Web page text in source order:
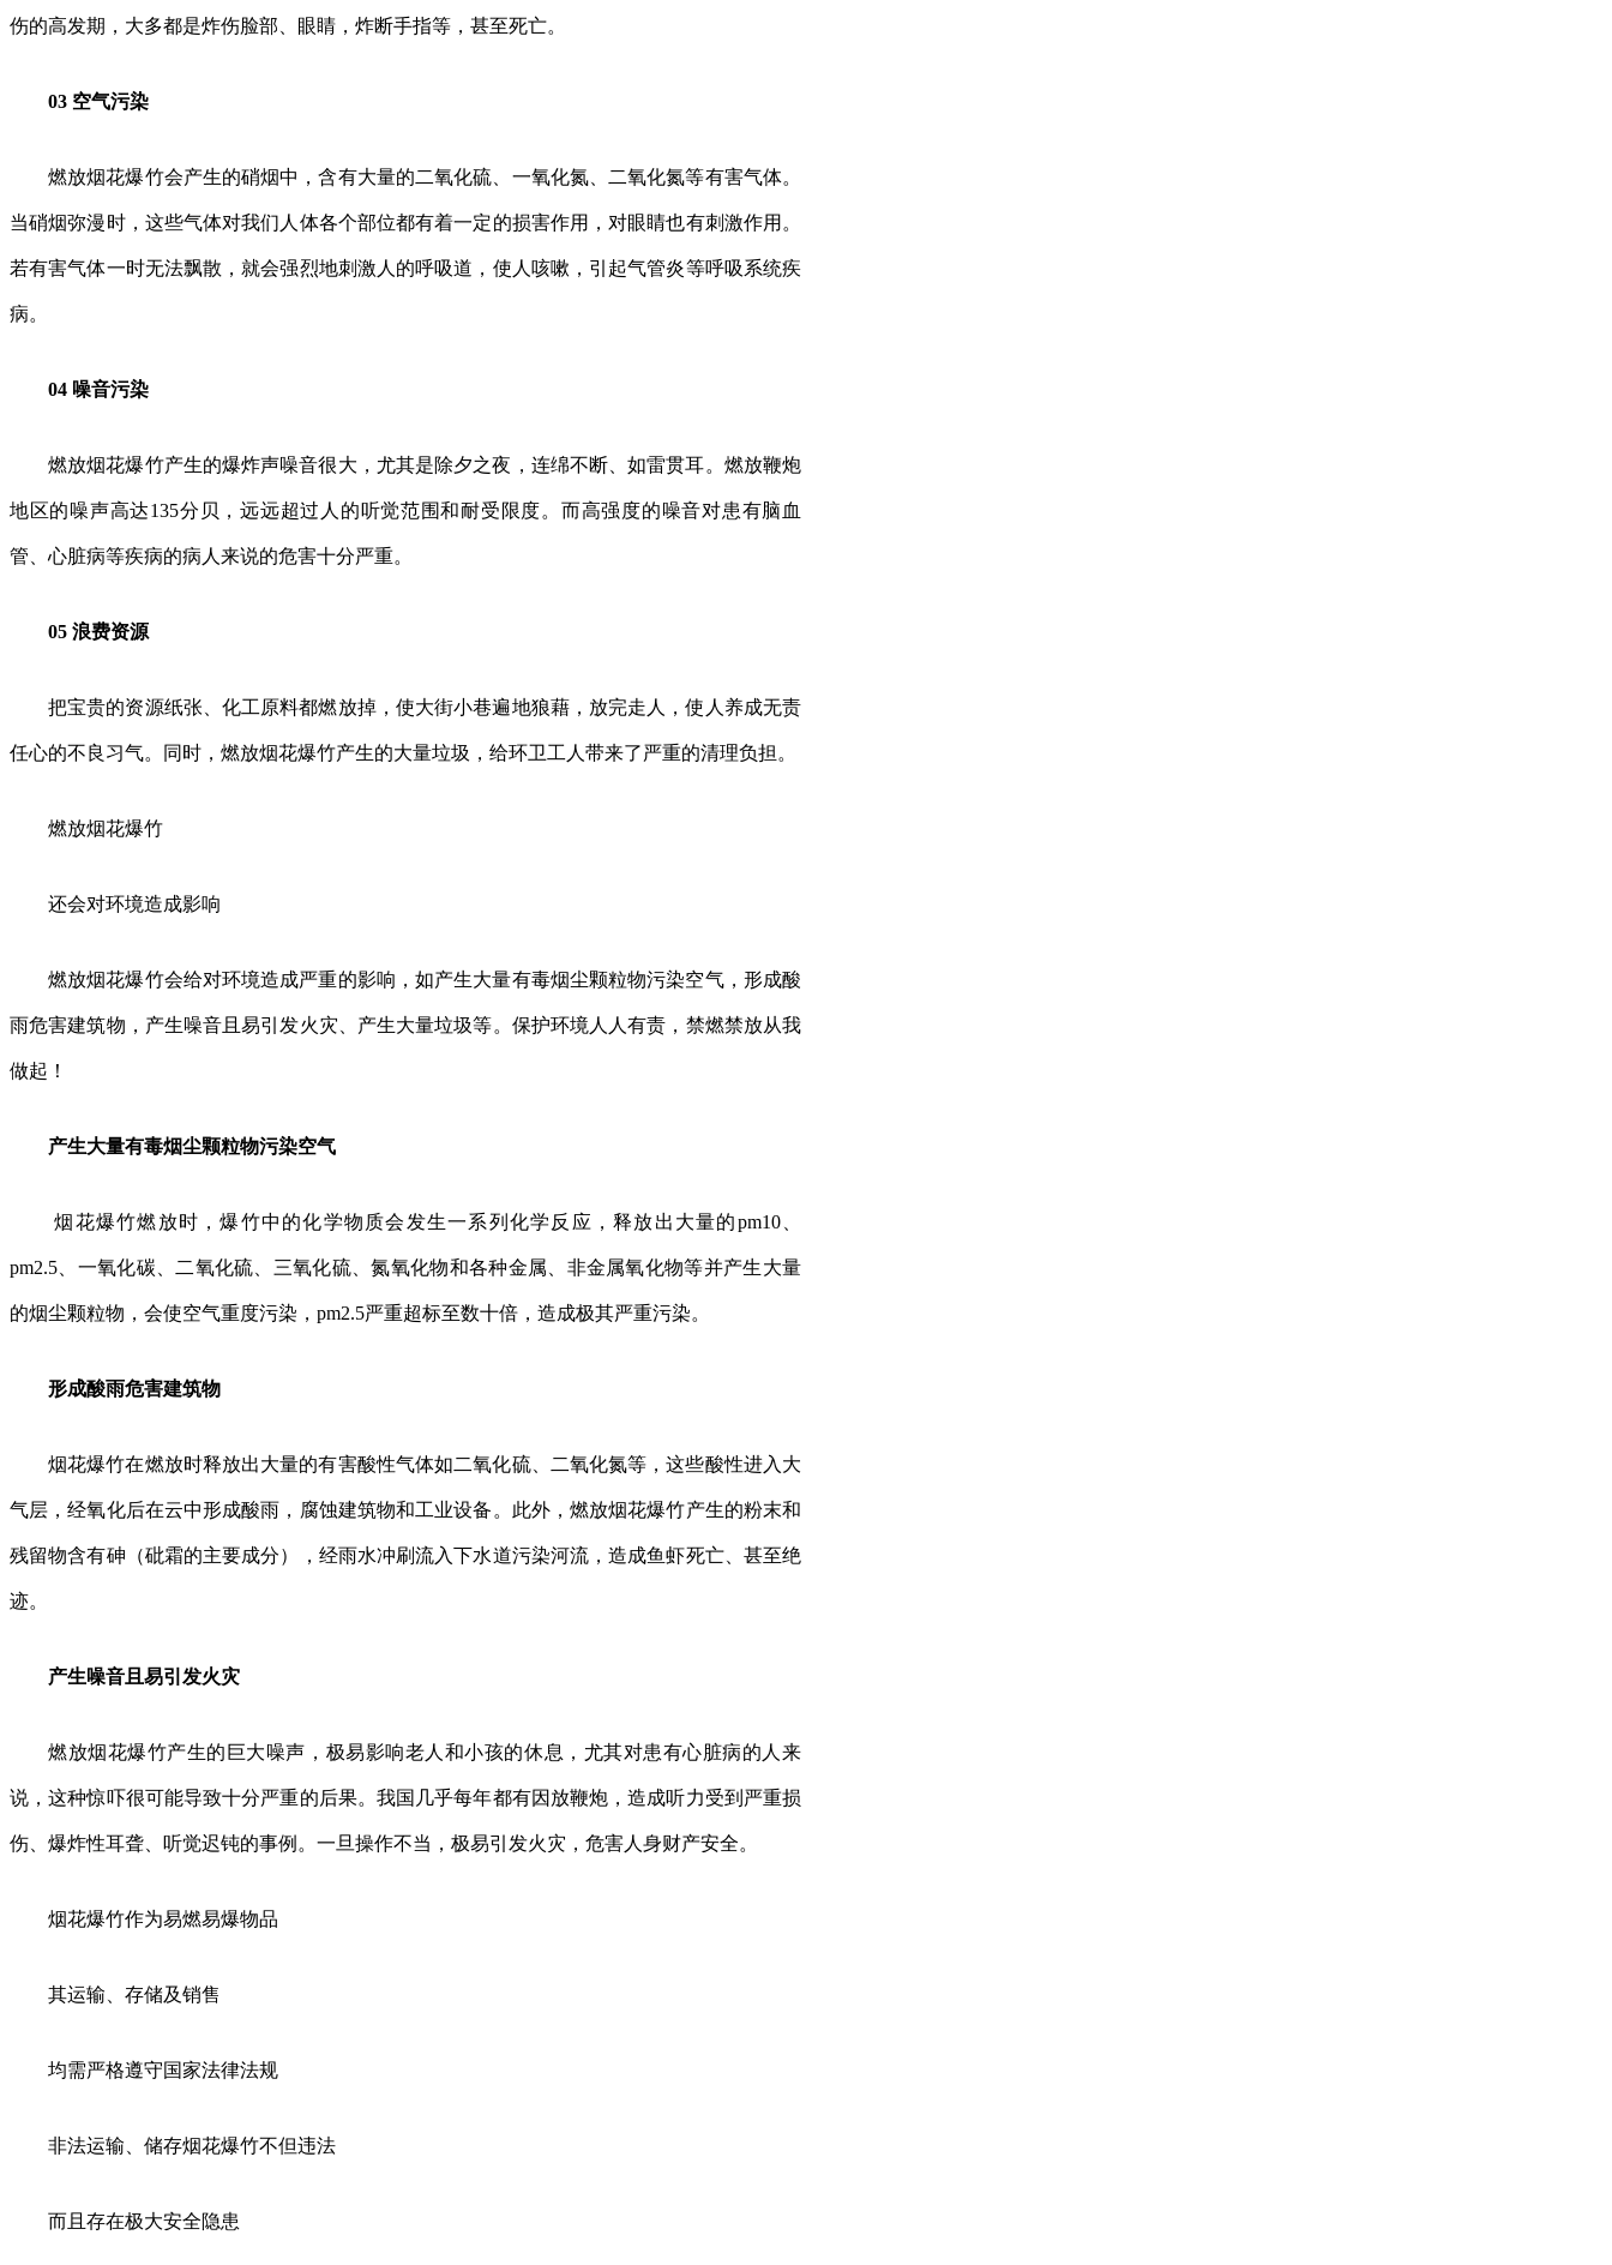
伤的高发期，大多都是炸伤脸部、眼睛，炸断手指等，甚至死亡。
03 空气污染
燃放烟花爆竹会产生的硝烟中，含有大量的二氧化硫、一氧化氮、二氧化氮等有害气体。
当硝烟弥漫时，这些气体对我们人体各个部位都有着一定的损害作用，对眼睛也有刺激作用。
若有害气体一时无法飘散，就会强烈地刺激人的呼吸道，使人咳嗽，引起气管炎等呼吸系统疾
病。
04 噪音污染
燃放烟花爆竹产生的爆炸声噪音很大，尤其是除夕之夜，连绵不断、如雷贯耳。燃放鞭炮
地区的噪声高达135分贝，远远超过人的听觉范围和耐受限度。而高强度的噪音对患有脑血
管、心脏病等疾病的病人来说的危害十分严重。
05 浪费资源
把宝贵的资源纸张、化工原料都燃放掉，使大街小巷遍地狼藉，放完走人，使人养成无责
任心的不良习气。同时，燃放烟花爆竹产生的大量垃圾，给环卫工人带来了严重的清理负担。
燃放烟花爆竹
还会对环境造成影响
燃放烟花爆竹会给对环境造成严重的影响，如产生大量有毒烟尘颗粒物污染空气，形成酸
雨危害建筑物，产生噪音且易引发火灾、产生大量垃圾等。保护环境人人有责，禁燃禁放从我
做起！
产生大量有毒烟尘颗粒物污染空气
烟花爆竹燃放时，爆竹中的化学物质会发生一系列化学反应，释放出大量的pm10、
pm2.5、一氧化碳、二氧化硫、三氧化硫、氮氧化物和各种金属、非金属氧化物等并产生大量
的烟尘颗粒物，会使空气重度污染，pm2.5严重超标至数十倍，造成极其严重污染。
形成酸雨危害建筑物
烟花爆竹在燃放时释放出大量的有害酸性气体如二氧化硫、二氧化氮等，这些酸性进入大
气层，经氧化后在云中形成酸雨，腐蚀建筑物和工业设备。此外，燃放烟花爆竹产生的粉末和
残留物含有砷（砒霜的主要成分），经雨水冲刷流入下水道污染河流，造成鱼虾死亡、甚至绝
迹。
产生噪音且易引发火灾
燃放烟花爆竹产生的巨大噪声，极易影响老人和小孩的休息，尤其对患有心脏病的人来
说，这种惊吓很可能导致十分严重的后果。我国几乎每年都有因放鞭炮，造成听力受到严重损
伤、爆炸性耳聋、听觉迟钝的事例。一旦操作不当，极易引发火灾，危害人身财产安全。
烟花爆竹作为易燃易爆物品
其运输、存储及销售
均需严格遵守国家法律法规
非法运输、储存烟花爆竹不但违法
而且存在极大安全隐患